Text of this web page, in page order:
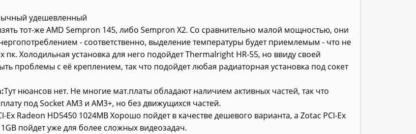
удешевленный
тот-же AMD Sempron 145, либо Sempron X2. Со сравнительно малой мощностью, они
- соответственно, выделение температуры будет приемлемым - что не
пк. Холодильная установка для него подойдет Thermalright HR-55, но ввиду своей
проблемы с её креплением, так что подойдет любая радиаторная установка под сокет
Тут нюансов нет. Не многие мат.платы обладают наличием активных частей, так что
под Socket AM3 и AM3+, но без движущихся частей.
Ex Radeon HD5450 1024MB Хорошо пойдет в качестве дешевого варианта, а Zotac PCI-Ex
1GB пойдет уже для более сложных видеозадач.